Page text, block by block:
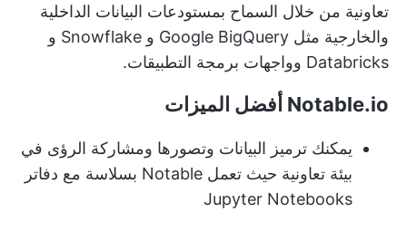
تعاونية من خلال السماح بمستودعات البيانات الداخلية
والخارجية مثل Google BigQuery و Snowflake و
Databricks وواجهات برمجة التطبيقات.
Notable.io أفضل الميزات
يمكنك ترميز البيانات وتصورها ومشاركة الرؤى في
بيئة تعاونية حيث تعمل Notable بسلاسة مع دفاتر
Jupyter Notebooks